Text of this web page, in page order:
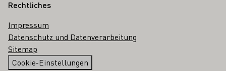
Rechtliches
Impressum
Datenschutz und Datenverarbeitung
Sitemap
Cookie-Einstellungen